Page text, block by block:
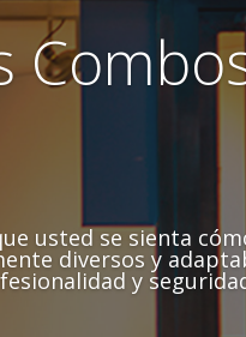
usted se sienta
diversos y
y